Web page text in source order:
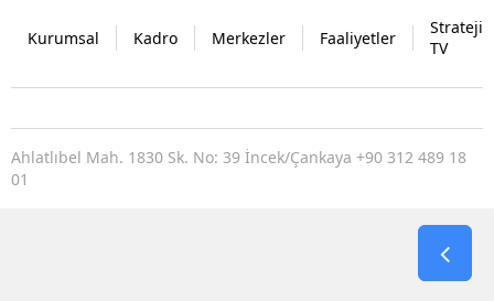
Kurumsal Kadro Merkezler Faaliyetler
Strateji
TV
Ahlatlıbel Mah. 1830 Sk. No: 39 İncek/Çankaya +90 312 489 18
01